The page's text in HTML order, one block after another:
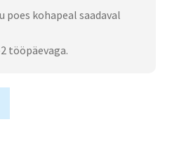
poes kohapeal saadaval
tööpäevaga.